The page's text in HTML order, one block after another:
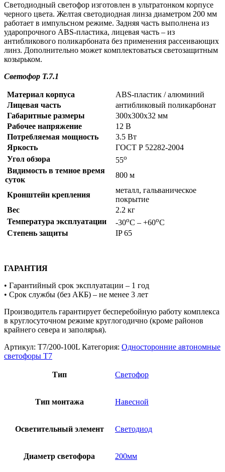
Светодиодный светофор изготовлен в ультратонком корпусе
черного цвета. Желтая светодиодная линза диаметром 200 мм
работает в импульсном режиме. Задняя часть выполнена из
ударопрочного ABS-пластика, лицевая часть – из
антибликового поликарбоната без применения рассеивающих
линз. Дополнительно может комплектоваться светозащитным
козырьком.
Светофор Т.7.1
Материал корпуса
ABS-пластик / алюминий
Лицевая часть
антибликовый поликарбонат
Габаритные размеры
300х300х32 мм
Рабочее напряжение
12 В
Потребляемая мощность
3.5 Вт
Яркость
ГОСТ Р 52282-2004
Угол обзора
55о
Видимость в темное время
суток
800 м
Кронштейн крепления
металл, гальваническое
покрытие
Вес
2.2 кг
Температура эксплуатации
-30оС – +60оС
Степень защиты
IP 65
ГАРАНТИЯ
• Гарантийный срок эксплуатации – 1 год
• Срок службы (без АКБ) – не менее 3 лет
Производитель гарантирует бесперебойную работу комплекса
в круглосуточном режиме круглогодично (кроме районов
крайнего севера и заполярья).
Артикул: T7/200-100L Категория: Односторонние автономные
светофоры Т7
Тип Светофор
Тип монтажа Навесной
Осветительный элемент Светодиод
Диаметр светофора 200мм